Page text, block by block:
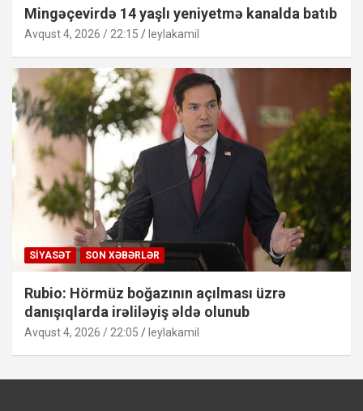
Mingəçevirdə 14 yaşlı yeniyetmə kanalda batıb
Avqust 4, 2026 / 22:15 leylakamil
SIYASƏT SON XƏBƏRLƏR
Rubio: Hörmüz boğazının açılması üzrə
danışıqlarda irəliləyiş əldə olunub
Avqust 4, 2026 / 22:05 leylakamil